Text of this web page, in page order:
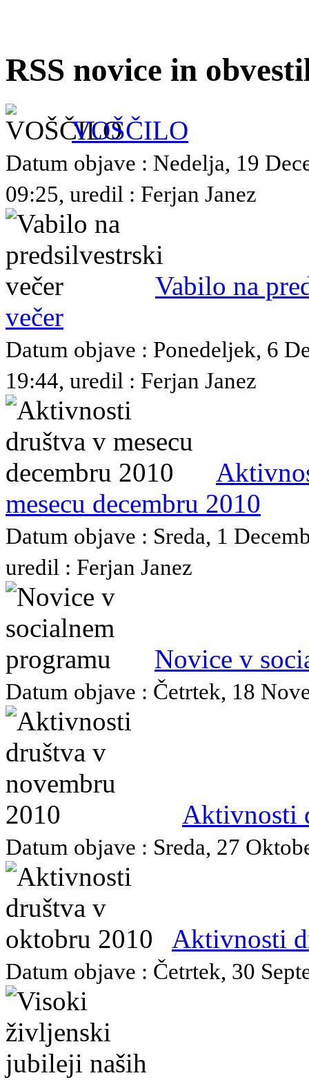
RSS novice in
VOŠČILO
Datum objave : Nedelja, 19
09:25, uredil : Ferjan Janez
Vabilo na
večer
Datum objave : Ponedeljek, 6
19:44, uredil : Ferjan Janez
mesecu decembru 2010
Datum objave : Sreda, 1
uredil : Ferjan Janez
Novice v
Datum objave : Četrtek, 18
Aktivnosti
Datum objave : Sreda, 27
Aktivnosti
Datum objave : Četrtek, 30